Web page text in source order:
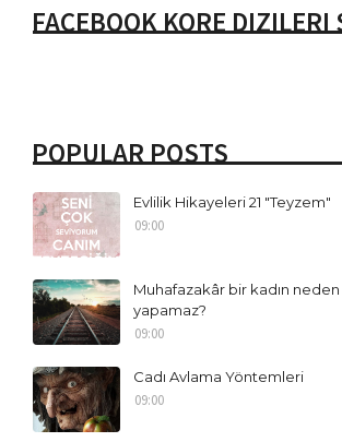
FACEBOOK KORE DIZILERI
POPULAR POSTS
Evlilik Hikayeleri 21 "Teyzem"
09:00
Muhafazakâr bir kadın
yapamaz?
09:00
Cadı Avlama Yöntemleri
09:00